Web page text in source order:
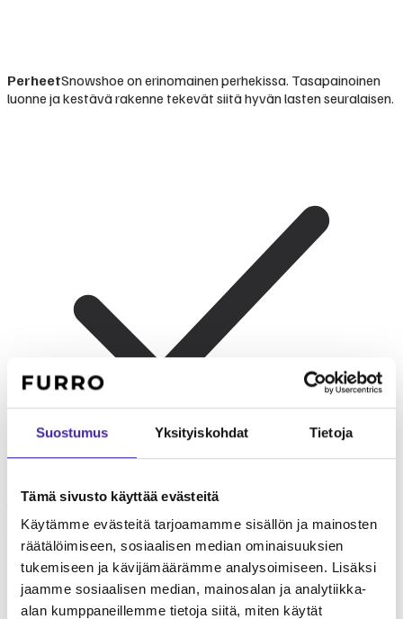
Suostumus Yksityiskohdat Tietoja
Tämä sivusto käyttää evästeitä
Käytämme evästeitä tarjoamamme sisällön ja mainosten
räätälöimiseen, sosiaalisen median ominaisuuksien
tukemiseen ja kävijämäärämme analysoimiseen. Lisäksi
jaamme sosiaalisen median, mainosalan ja analytiikka-
alan kumppaneillemme tietoja siitä, miten käytät
PerheetSnowshoe on erinomainen perhekissa. Tasapainoinen
luonne ja kestävä rakenne tekevät siitä hyvän lasten seuralaisen.
Sopii hyvin yksin asuvalle. Kiintyvä mutta ei
ylivaativa, nauttii rauhallisesta yhdessäolosta.